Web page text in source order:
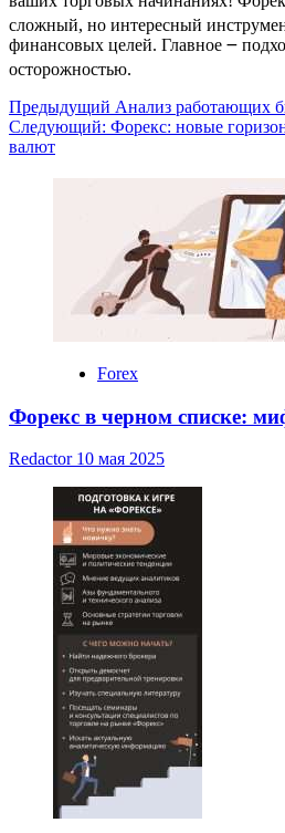
сложный, но интересный
финансовых целей. Главное ౼
осторожностью.
Навигация
записи
Предыдущий Анализ работающих
Следующий: Форекс: новые
валют
Forex
Форекс в черном списке:
Redactor 10 мая 2025